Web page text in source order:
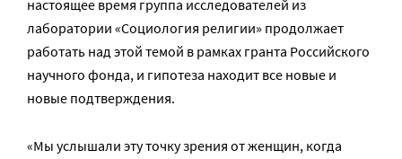
настоящее время группа исследователей из
лаборатории «Социология религии» продолжает
работать над этой темой в рамках гранта Российского
научного фонда, и гипотеза находит все новые и
новые подтверждения.
«Мы услышали эту точку зрения от женщин, когда